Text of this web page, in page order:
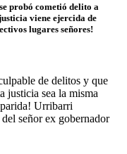
probó cometió delito a
viene ejercida de
lugares señores!
de delitos y que
justicia sea la misma
Urribarri
señor ex gobernador